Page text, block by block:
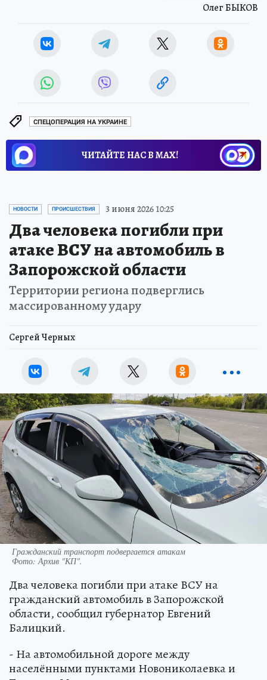
Олег БЫКОВ
СПЕЦОПЕРАЦИЯ НА УКРАИНЕ
ЧИТАЙТЕ НАС В МАХ!
НОВОСТИ ПРОИСШЕСТВИЯ 3 июня 2026 10:25
Два человека погибли при
атаке ВСУ на автомобиль в
Запорожской области
Территории региона подверглись
массированному удару
Сергей Черных
Гражданский транспорт подвергается атакам
Фото:Архив "КП".
Два человека погибли при атаке ВСУ на
гражданский автомобиль в Запорожской
области, сообщил губернатор Евгений
Балицкий.
- На автомобильной дороге между
населёнными пунктами Новониколаевка и